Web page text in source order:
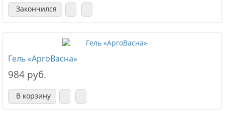
Закончился
Гель «АргоВасна»
984 руб.
В корзину